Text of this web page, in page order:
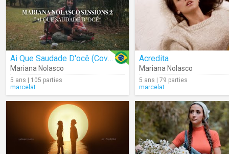
Ai Que Saudade D'ocê (Cover)
Mariana Nolasco
5 ans | 105 parties
marcelat
Acredita
Mariana Nolasco
5 ans | 79 parties
marcelat